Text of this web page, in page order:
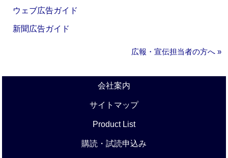
ウェブ広告ガイド
新聞広告ガイド
広報・宣伝担当者の方へ »
会社案内
サイトマップ
Product List
購読・試読申込み